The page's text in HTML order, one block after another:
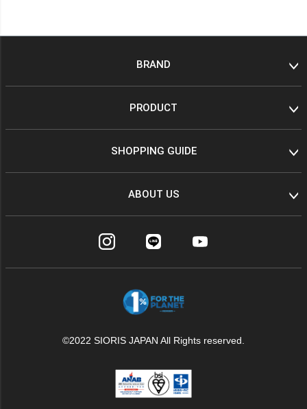
BRAND
PRODUCT
SHOPPING GUIDE
ABOUT US
©2022 SIORIS JAPAN All Rights reserved.